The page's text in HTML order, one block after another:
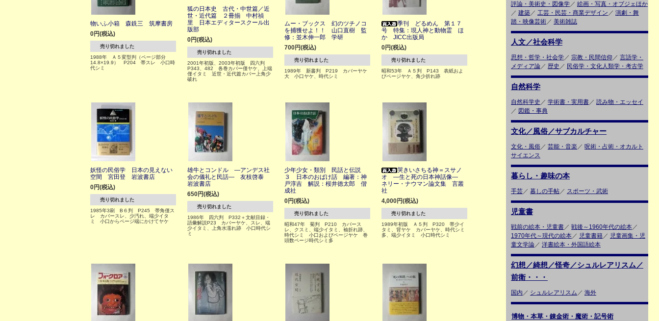
物いふ小箱 森銑三 筑摩書房
0円(税込)
売り切れました
1988年 Ａ５変型判（ページ部分
14.8×19.9） P204 帯スレ 小口時
代シミ
狐の日本史 古代・中世篇／近
世・近代篇 ２冊揃 中村禎
里 日本エディタースクール出
版部
0円(税込)
売り切れました
2001年初版、2003年初版 四六判
P343、482 各巻カバー僅ヤケ、上端
僅イタミ 近世・近代篇カバー上角少
破れ
ムー・ブックス 幻のツチノコ
を捕獲せよ！！ 山口直樹 監
修：並木伸一郎 学研
700円(税込)
売り切れました
1989年 新書判 P219 カバーヤケ
大 小口ヤケ、時代シミ
季刊 どるめん 第１７
号 特集：現人神と動物霊 ほ
か JICC出版局
0円(税込)
売り切れました
昭和53年 Ａ５判 P143 表紙およ
びページヤケ、角少折れ跡
妖怪の民俗学 日本の見えない
空間 宮田登 岩波書店
0円(税込)
売り切れました
1985年3刷 B６判 P245 帯角僅ス
レ カバースレ、少汚れ、端少イタ
ミ 小口からページ端にかけてヤケ
雄牛とコンドル ―アンデス社
会の儀礼と民話― 友枝啓泰
岩波書店
650円(税込)
売り切れました
1986年 四六判 P332＋文献目録・
語彙解説P23 カバーヤケ、スレ、端
少イタミ、上角水濡れ跡 小口時代シ
ミ
少年少女・類別 民話と伝説
３ 日本のおばけ話 編著：神
戸淳吉 解説：桜井徳太郎 偕
成社
0円(税込)
売り切れました
昭和47年 菊判 P210 カバース
レ、クスミ、端少イタミ、袖折れ跡、
時代シミ 小口およびページヤケ 巻
頭数ページ時代シミ多
哭きいさちる神＝スサノ
オ ―生と死の日本神話像―
ネリー・ナウマン論文集 言叢
社
4,000円(税込)
売り切れました
1989年初版 Ａ５判 P320 帯少イ
タミ、背ヤケ カバーヤケ、時代シミ
多、端少イタミ 小口時代シミ
評論・美術史・図像学／ 絵画・写真・オブジェほか
／ 建築／ 工芸・民芸・商業デザイン ／ 演劇・舞
踏・映像芸術／ 美術雑誌
人文／社会科学
思想・哲学・社会学／ 宗教・民間信仰 ／ 言語学・
メディア論／ 歴史 ／ 民俗学・文化人類学・考古学
自然科学
自然科学史 ／ 学術書・実用書／ 読み物・エッセイ
／ 図鑑・事典
文化／風俗／サブカルチャー
文化・風俗／ 芸能・音楽 ／ 呪術・占術・オカルト
サイエンス
暮らし・趣味の本
手芸／ 暮しの手帖／ スポーツ・武術
児童書
戦前の絵本・児童書／ 戦後～1960年代の絵本／
1970年代～現代の絵本／ 児童書籍／ 児童画集・児
童文学論／ 洋書絵本・外国語絵本
幻想／綺想／怪奇／シュルレアリスム／
前衛・・・
国内 ／ シュルレアリスム ／ 海外
博物・本草・錬金術・魔術・記号術